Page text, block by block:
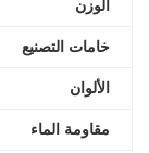
الوزن
خامات التصنيع
الألوان
مقاومة الماء